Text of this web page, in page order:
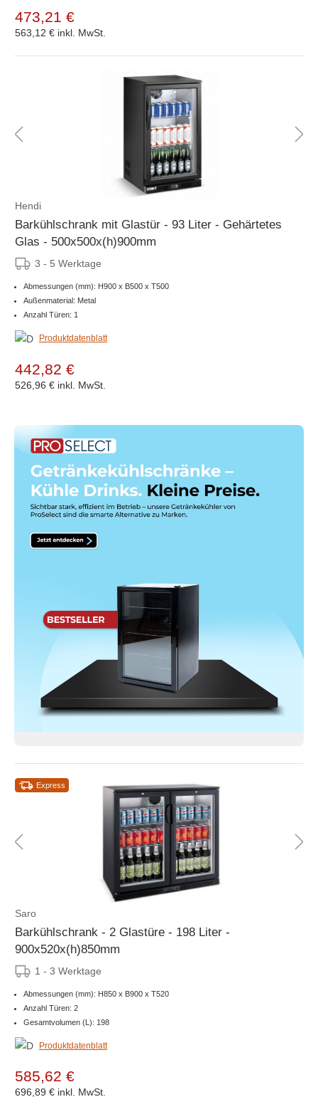
473,21 €
563,12 € inkl. MwSt.
Hendi
Barkühlschrank mit Glastür - 93 Liter - Gehärtetes
Glas - 500x500x(h)900mm
3 - 5 Werktage
Abmessungen (mm): H900 x B500 x T500
Außenmaterial: Metal
Anzahl Türen: 1
Produktdatenblatt
442,82 €
526,96 € inkl. MwSt.
Express
Saro
Barkühlschrank - 2 Glastüre - 198 Liter -
900x520x(h)850mm
1 - 3 Werktage
Abmessungen (mm): H850 x B900 x T520
Anzahl Türen: 2
Gesamtvolumen (L): 198
Produktdatenblatt
585,62 €
696,89 € inkl. MwSt.